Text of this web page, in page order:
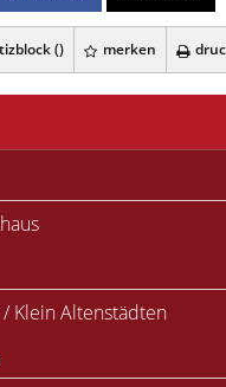
() merken
Klein Altenstädten